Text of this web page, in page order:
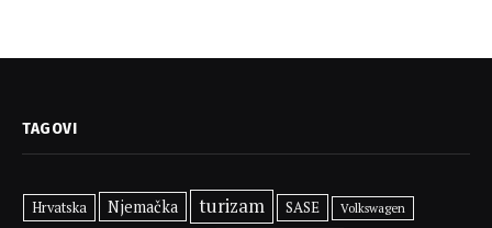
TAGOVI
Hrvatska Njemačka turizam SASE Volkswagen